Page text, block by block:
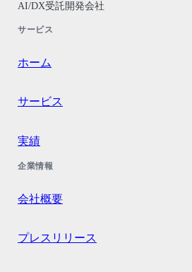
AI/DX受託開発会社
サービス
ホーム
サービス
実績
企業情報
会社概要
プレスリリース